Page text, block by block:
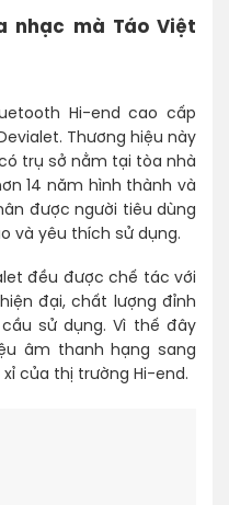
nhạc mà Táo Việt
Hi-end cao cấp
Thương hiệu này
trụ sở nằm tại tòa nhà
14 năm hình thành và
được người tiêu dùng
và yêu thích sử dụng.
đều được chế tác với
đại, chất lượng đỉnh
sử dụng. Vì thế đây
âm thanh hạng sang
của thị trường Hi-end.